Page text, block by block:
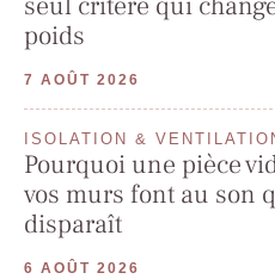
poids
7 AOÛT 2026
ISOLATION &
Pourquoi une pièce
vos murs font au son
disparaît
6 AOÛT 2026